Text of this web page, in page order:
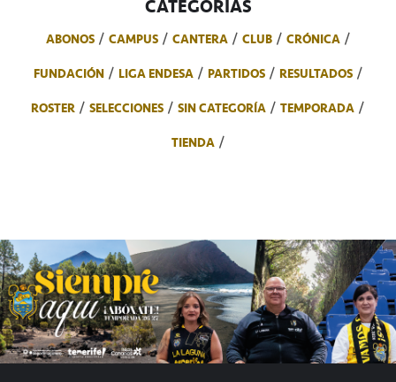
CATEGORÍAS
ABONOS CAMPUS CANTERA CLUB
CRÓNICA
FUNDACIÓN
LIGA ENDESA PARTIDOS
RESULTADOS
ROSTER
SELECCIONES SIN CATEGORÍA
TEMPORADA
TIENDA